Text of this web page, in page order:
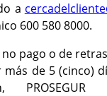
a
600 580 8000.
pago o de
de 5 (cinco)
PROSEGUR